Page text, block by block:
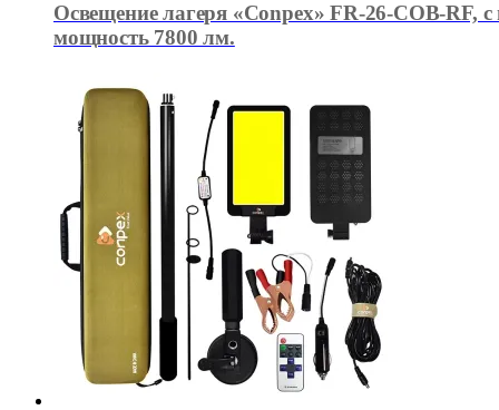
Освещение лагеря «Conpex» FR-26-COB-RF, с
мощность 7800 лм.